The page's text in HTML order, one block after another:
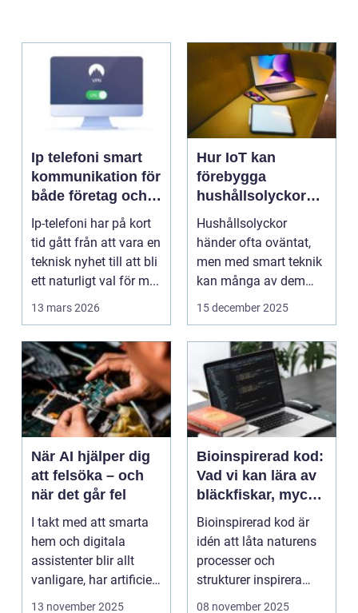
Ip telefoni smart
kommunikation för
både företag och
privatpersoner
Ip-telefoni har på kort
tid gått från att vara en
teknisk nyhet till att bli
ett naturligt val för m...
13 mars 2026
Hur IoT kan
förebygga
hushållsolyckor
innan de inträffar
Hushållsolyckor
händer ofta oväntat,
men med smart teknik
kan många av dem
f&o...
15 december 2025
När AI hjälper dig
att felsöka – och
när det går fel
I takt med att smarta
hem och digitala
assistenter blir allt
vanligare, har artificiell
intelligens ...
13 november 2025
Bioinspirerad kod:
Vad vi kan lära av
bläckfiskar, mycel
och mossa när vi
bygger nya system
Bioinspirerad kod är
idén att låta naturens
processer och
strukturer inspirera
hur...
08 november 2025